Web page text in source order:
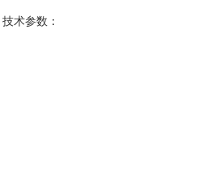
技术参数：